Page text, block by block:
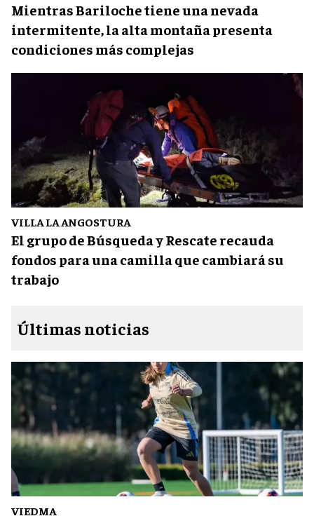
Mientras Bariloche tiene una nevada
intermitente, la alta montaña presenta
condiciones más complejas
VILLA LA ANGOSTURA
El grupo de Búsqueda y Rescate recauda
fondos para una camilla que cambiará su
trabajo
Últimas noticias
VIEDMA